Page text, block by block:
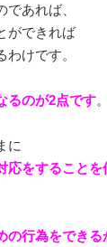
あれば、
ができれば
けです。
るのが2点です。
に
応をすることを
の行為をできる